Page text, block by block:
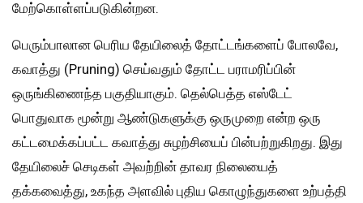
மேற்கொள்ளப்படுகின்றன.
பெரும்பாலான பெரிய தேயிலைத் தோட்டங்களைப் போலவே,
கவாத்து (Pruning) செய்வதும் தோட்ட பராமரிப்பின்
ஒருங்கிணைந்த பகுதியாகும். தெல்பெத்த எஸ்டேட்
பொதுவாக மூன்று ஆண்டுகளுக்கு ஒருமுறை என்ற ஒரு
கட்டமைக்கப்பட்ட கவாத்து சுழற்சியைப் பின்பற்றுகிறது. இது
தேயிலைச் செடிகள் அவற்றின் தாவர நிலையைத்
தக்கவைத்து, உகந்த அளவில் புதிய கொழுந்துகளை உற்பத்தி